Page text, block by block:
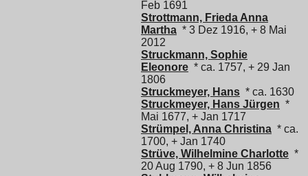
Feb 1691
Strottmann, Frieda Anna
Martha * 3 Dez 1916, + 8 Mai
2012
Struckmann, Sophie
Eleonore * ca. 1757, + 29 Jan
1806
Struckmeyer, Hans * ca. 1630
Struckmeyer, Hans Jürgen *
Mai 1677, + Jan 1717
Strümpel, Anna Christina * ca.
1700, + Jan 1740
Strüve, Wilhelmine Charlotte *
20 Aug 1790, + 8 Jun 1856